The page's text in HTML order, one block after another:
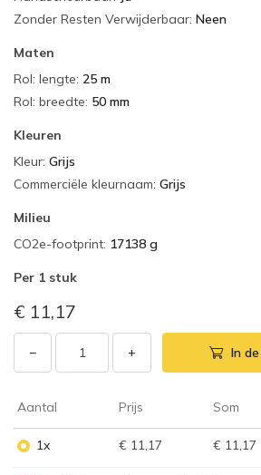
Zonder Resten Verwijderbaar: Neen
Maten
Rol: lengte: 25 m
Rol: breedte: 50 mm
Kleuren
Kleur: Grijs
Commerciële kleurnaam: Grijs
Milieu
CO2e-footprint: 17138 g
Per 1 stuk
€ 11,17
− + In
Aantal Prijs Som
1x € 11,17 € 11,17